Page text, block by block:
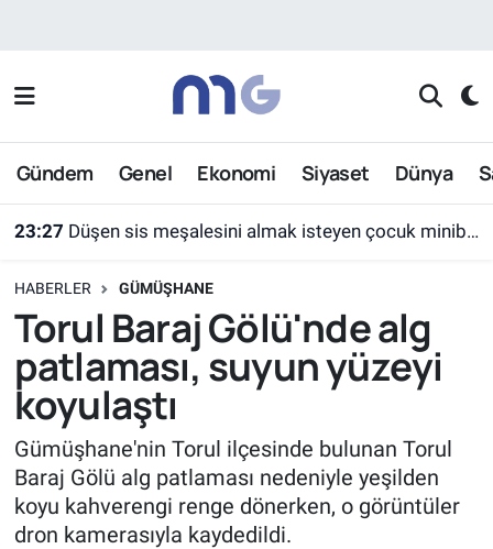
Gündem Genel Ekonomi Siyaset Dünya
23:27 Düşen sis meşalesini almak isteyen çocuk minibüsün altında kaldı
HABERLER GÜMÜŞHANE
Torul Baraj Gölü'nde alg
patlaması, suyun yüzeyi
koyulaştı
Gümüşhane'nin Torul ilçesinde bulunan Torul
Baraj Gölü alg patlaması nedeniyle yeşilden
koyu kahverengi renge dönerken, o görüntüler
dron kamerasıyla kaydedildi.
Nöbetçi Eczaneler
Hava Durumu
Süper Lig Puan Durumu ve Fikstür
Tüm Manşetler
Son Dakika Haberleri
Haber Arşivi